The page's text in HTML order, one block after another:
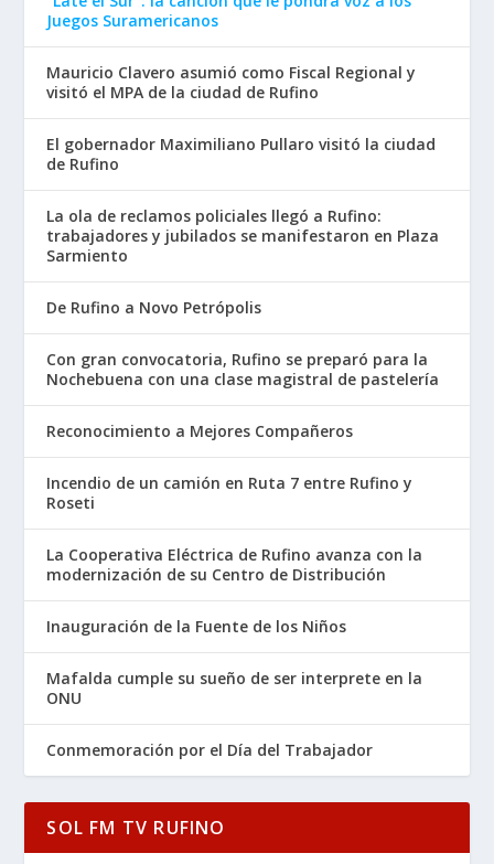
Juegos Suramericanos
Mauricio Clavero asumió como Fiscal Regional y
visitó el MPA de la ciudad de Rufino
El gobernador Maximiliano Pullaro visitó la ciudad
de Rufino
La ola de reclamos policiales llegó a Rufino:
trabajadores y jubilados se manifestaron en Plaza
Sarmiento
De Rufino a Novo Petrópolis
Con gran convocatoria, Rufino se preparó para la
Nochebuena con una clase magistral de pastelería
Reconocimiento a Mejores Compañeros
Incendio de un camión en Ruta 7 entre Rufino y
Roseti
La Cooperativa Eléctrica de Rufino avanza con la
modernización de su Centro de Distribución
Inauguración de la Fuente de los Niños
Mafalda cumple su sueño de ser interprete en la
ONU
Conmemoración por el Día del Trabajador
SOL FM TV RUFINO